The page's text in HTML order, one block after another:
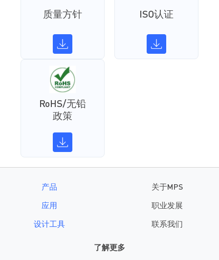
质量方针 ISO认证
RoHS/无铅
政策
产品
应用
设计工具
关于MPS
职业发展
联系我们
了解更多